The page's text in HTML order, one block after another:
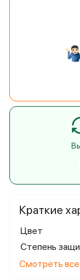
Краткие
Цвет
Степень
Смотреть все